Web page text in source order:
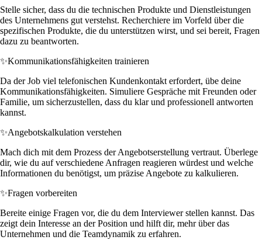
Stelle sicher, dass du die technischen Produkte und Dienstleistungen
des Unternehmens gut verstehst. Recherchiere im Vorfeld über die
spezifischen Produkte, die du unterstützen wirst, und sei bereit, Fragen
dazu zu beantworten.
✨Kommunikationsfähigkeiten trainieren
Da der Job viel telefonischen Kundenkontakt erfordert, übe deine
Kommunikationsfähigkeiten. Simuliere Gespräche mit Freunden oder
Familie, um sicherzustellen, dass du klar und professionell antworten
kannst.
✨Angebotskalkulation verstehen
Mach dich mit dem Prozess der Angebotserstellung vertraut. Überlege
dir, wie du auf verschiedene Anfragen reagieren würdest und welche
Informationen du benötigst, um präzise Angebote zu kalkulieren.
✨Fragen vorbereiten
Bereite einige Fragen vor, die du dem Interviewer stellen kannst. Das
zeigt dein Interesse an der Position und hilft dir, mehr über das
Unternehmen und die Teamdynamik zu erfahren.